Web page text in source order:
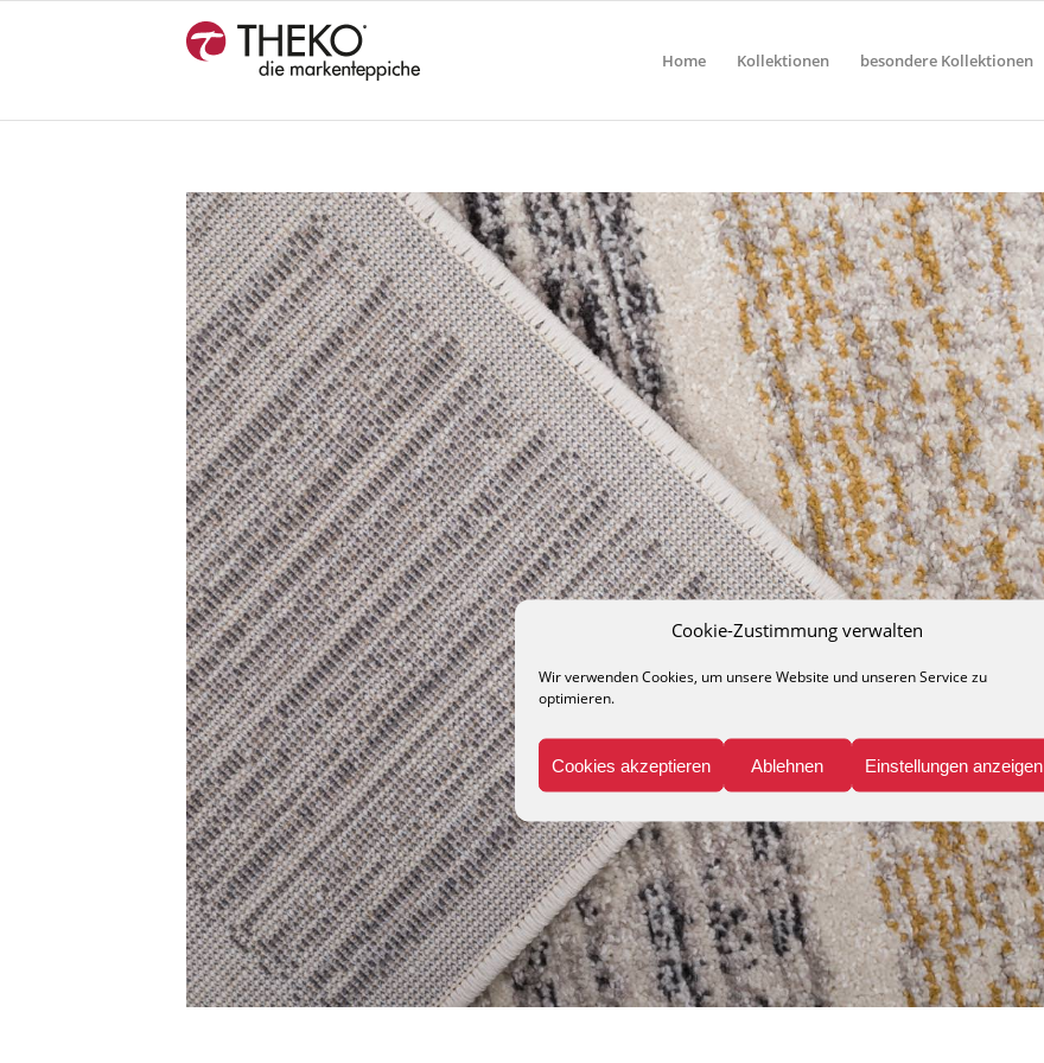
Cookie-Zustimmung verwalten
Wir verwenden Cookies, um unsere Website und unseren Service zu
optimieren.
Cookies akzeptieren Ablehnen Einstellungen anzeigen
Home Kollektionen besondere Kollektionen